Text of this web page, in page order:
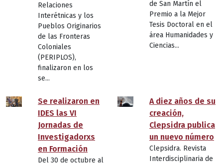
Relaciones
Interétnicas y los
Pueblos Originarios
de las Fronteras
Coloniales
(PERIPLOS),
finalizaron en los
se...
de San Martín el
Premio a la Mejor
Tesis Doctoral en el
área Humanidades y
Ciencias...
Se realizaron en
IDES las VI
Jornadas de
Investigadorxs
en Formación
Del 30 de octubre al
A diez años de su
creación,
Clepsidra publica
un nuevo número
Clepsidra. Revista
Interdisciplinaria de